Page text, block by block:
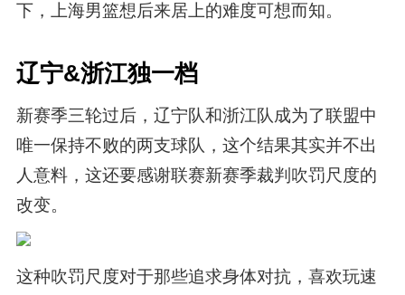
下，上海男篮想后来居上的难度可想而知。
辽宁&浙江独一档
新赛季三轮过后，辽宁队和浙江队成为了联盟中
唯一保持不败的两支球队，这个结果其实并不出
人意料，这还要感谢联赛新赛季裁判吹罚尺度的
改变。
这种吹罚尺度对于那些追求身体对抗，喜欢玩速